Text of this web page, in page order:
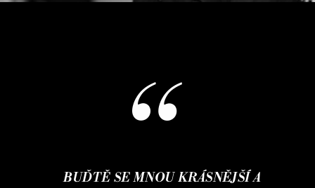
BUĎTĚ SE MNOU KRÁSNĚJŠÍ A